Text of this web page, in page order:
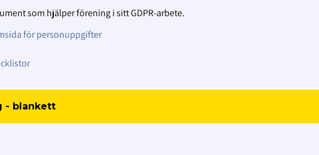
som hjälper förening i sitt GDPR-arbete.
för personuppgifter
- blankett